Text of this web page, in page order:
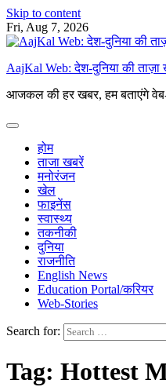
Skip to content
Fri, Aug 7, 2026
AajKal Web: देश-दुनिया की
आजकल की हर खबर, हम बताएंगे वेब-
होम
ताजा खबरें
मनोरंजन
खेल
फाइनेंस
स्वास्थ्य
तकनीकी
दुनिया
राजनीति
English News
Education Portal/करियर
Web-Stories
Search for:
Tag: Hottest